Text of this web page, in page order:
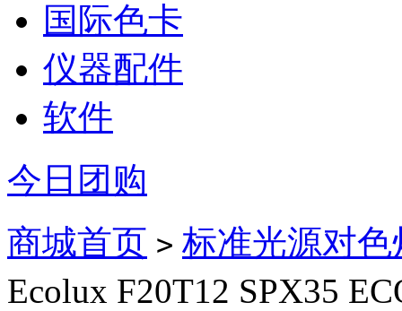
国际色卡
仪器配件
软件
今日团购
商城首页 > 标准光源对色
Ecolux F20T12 SPX35